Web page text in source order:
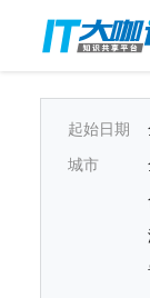
起始日期
城市